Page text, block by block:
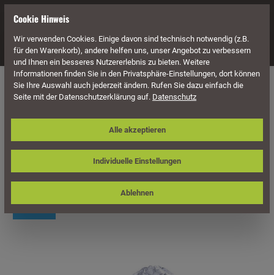
Navigation
Naturstein Gabionensteine
Gabionensteine / Bruchsteine
Alpensteine, Körnung 60-150 mm,
grau-schwarz-weiß
Cookie Hinweis
Wir verwenden Cookies. Einige davon sind technisch notwendig (z.B.
für den Warenkorb), andere helfen uns, unser Angebot zu verbessern
und Ihnen ein besseres Nutzererlebnis zu bieten. Weitere
Informationen finden Sie in den Privatsphäre-Einstellungen, dort können
Sie Ihre Auswahl auch jederzeit ändern. Rufen Sie dazu einfach die
Seite mit der Datenschutzerklärung auf. Datenschutz
Individuelle Einstellungen
Ablehnen
Alle akzeptieren